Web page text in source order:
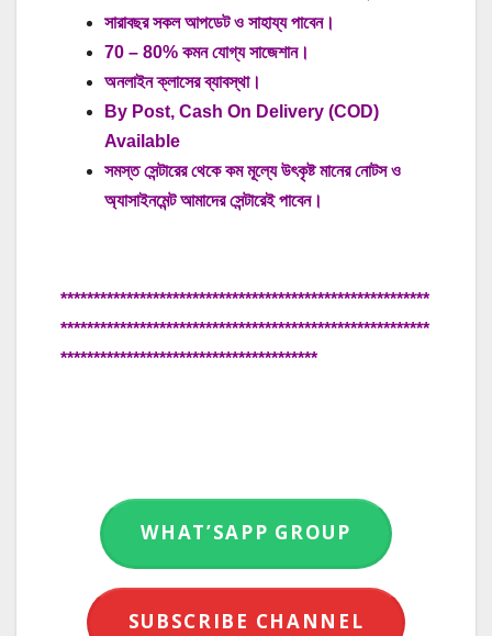
সারাবছর সকল আপডেট ও সাহায্য পাবেন।
70 – 80% কমন যোগ্য সাজেশান।
অনলাইন ক্লাসের ব্যাবস্থা।
By Post, Cash On Delivery (COD)
Available
সমস্ত সেন্টারের থেকে কম মূল্যে উৎকৃষ্ট মানের নোটস ও
অ্যাসাইনমেন্ট আমাদের সেন্টারেই পাবেন।
********************************************************
********************************************************
***************************************
WHAT’SAPP GROUP
SUBSCRIBE CHANNEL